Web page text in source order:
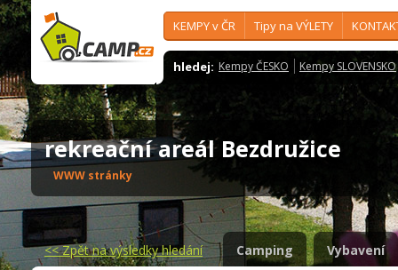
KEMPY v ČR Tipy na VÝLETY
hledej: Kempy ČESKO Kempy SLOVENSKO
rekreační areál Bezdružice
WWW stránky
<<Zpět na výsledky hledání Camping Vybavení